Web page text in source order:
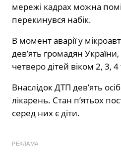
мережі кадрах можна
перекинувся набік.
В момент аварії у
дев’ять громадян
четверо дітей віком 2, 3, 4
Внаслідок ДТП дев’ять
лікарень. Стан п’ятьох
серед них є діти.
РЕКЛАМА